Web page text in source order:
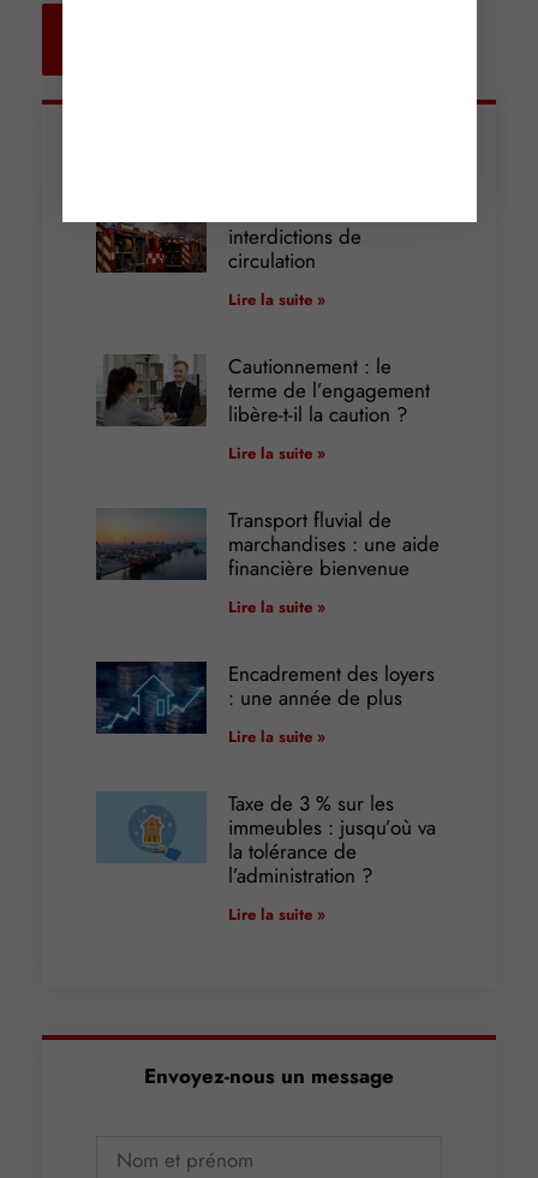
interdictions de
circulation
Lire la suite »
Cautionnement : le
terme de l’engagement
libère-t-il la caution ?
Lire la suite »
Transport fluvial de
marchandises : une aide
financière bienvenue
Lire la suite »
Encadrement des loyers
: une année de plus
Lire la suite »
Taxe de 3 % sur les
immeubles : jusqu’où va
la tolérance de
l’administration ?
Lire la suite »
Envoyez-nous un message